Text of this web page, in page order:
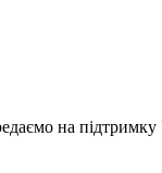
на підтримку